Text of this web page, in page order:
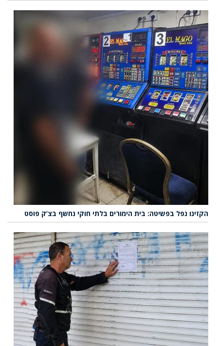
הקזינו נפל בפשיטה: בית הימורים בלתי חוקי נחשף בצ’ק פוסט